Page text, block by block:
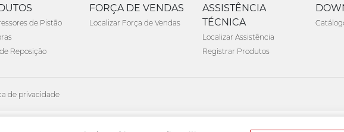
de Pistão
Reposição
FORÇA DE VENDAS
Localizar Força de Vendas
ASSISTÊNCIA
TÉCNICA
Localizar Assistência
Registrar Produtos
de privacidade